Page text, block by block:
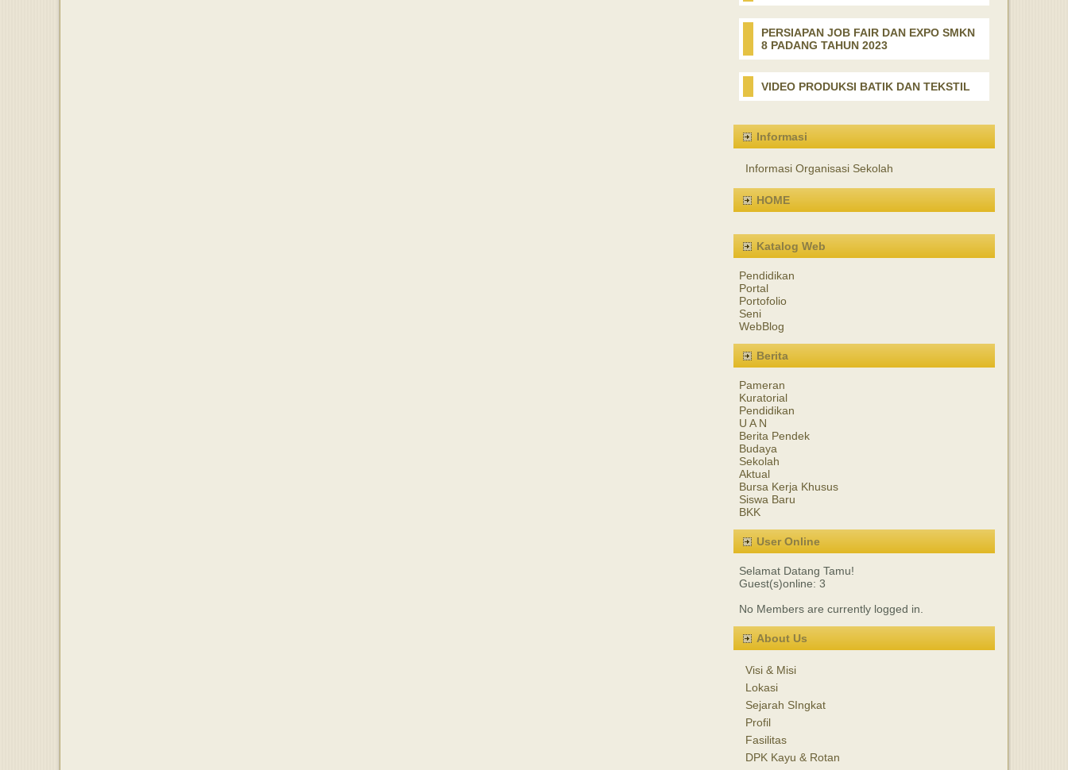
PERSIAPAN JOB FAIR DAN EXPO SMKN
8 PADANG TAHUN 2023
VIDEO PRODUKSI BATIK DAN TEKSTIL
Informasi
Informasi Organisasi Sekolah
HOME
Katalog Web
Pendidikan
Portal
Portofolio
Seni
WebBlog
Berita
Pameran
Kuratorial
Pendidikan
U A N
Berita Pendek
Budaya
Sekolah
Aktual
Bursa Kerja Khusus
Siswa Baru
BKK
User Online
Selamat Datang Tamu!
Guest(s)online: 3
No Members are currently logged in.
About Us
Visi & Misi
Lokasi
Sejarah SIngkat
Profil
Fasilitas
DPK Kayu & Rotan